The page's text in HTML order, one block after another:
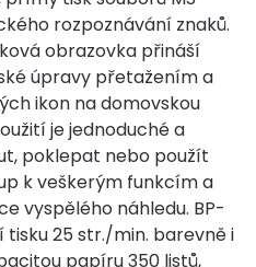
rozpoznávání znaků.
obrazovka přináší
úpravy přetažením a
ikon na domovskou
je jednoduché a
poklepat nebo použít
k veškerým funkcím a
vyspělého náhledu. BP-
25 str./min. barevně i
papíru 350 listů,